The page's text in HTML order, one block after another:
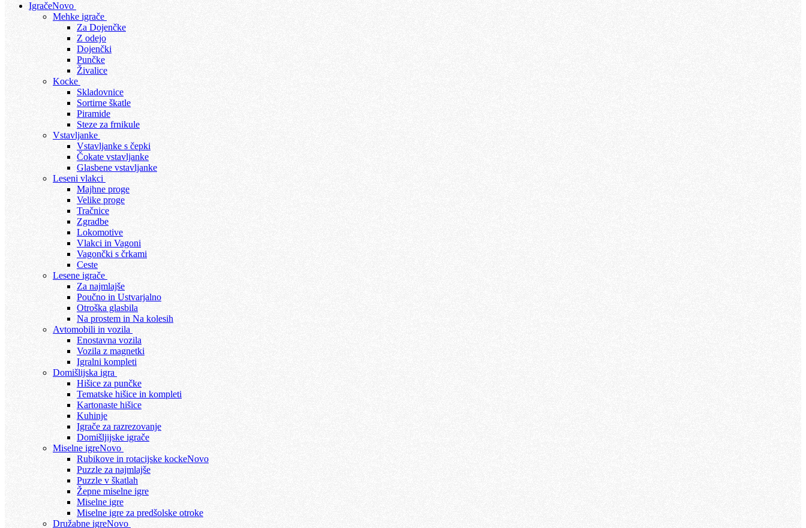
IgračeNovo
Mehke igrače
Za Dojenčke
Z odejo
Dojenčki
Punčke
Živalice
Kocke
Skladovnice
Sortirne škatle
Piramide
Steze za frnikule
Vstavljanke
Vstavljanke s čepki
Čokate vstavljanke
Glasbene vstavljanke
Leseni vlakci
Majhne proge
Velike proge
Tračnice
Zgradbe
Lokomotive
Vlakci in Vagoni
Vagončki s črkami
Ceste
Lesene igrače
Za najmlajše
Poučno in Ustvarjalno
Otroška glasbila
Na prostem in Na kolesih
Avtomobili in vozila
Enostavna vozila
Vozila z magnetki
Igralni kompleti
Domišlijska igra
Hišice za punčke
Tematske hišice in kompleti
Kartonaste hišice
Kuhinje
Igrače za razrezovanje
Domišljijske igrače
Miselne igreNovo
Rubikove in rotacijske kockeNovo
Puzzle za najmlajše
Puzzle v škatlah
Žepne miselne igre
Miselne igre
Miselne igre za predšolske otroke
Družabne igreNovo